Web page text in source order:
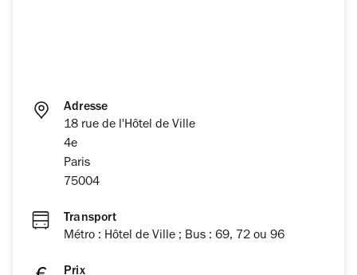
Adresse
18 rue de l'Hôtel de Ville
4e
Paris
75004
Transport
Métro : Hôtel de Ville ; Bus : 69, 72 ou 96
Prix